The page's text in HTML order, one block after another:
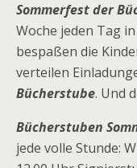
Sommerfest der
Woche jeden Tag in
bespaßen die
verteilen
Bücherstube. Und
Bücherstuben
jede volle Stunde: